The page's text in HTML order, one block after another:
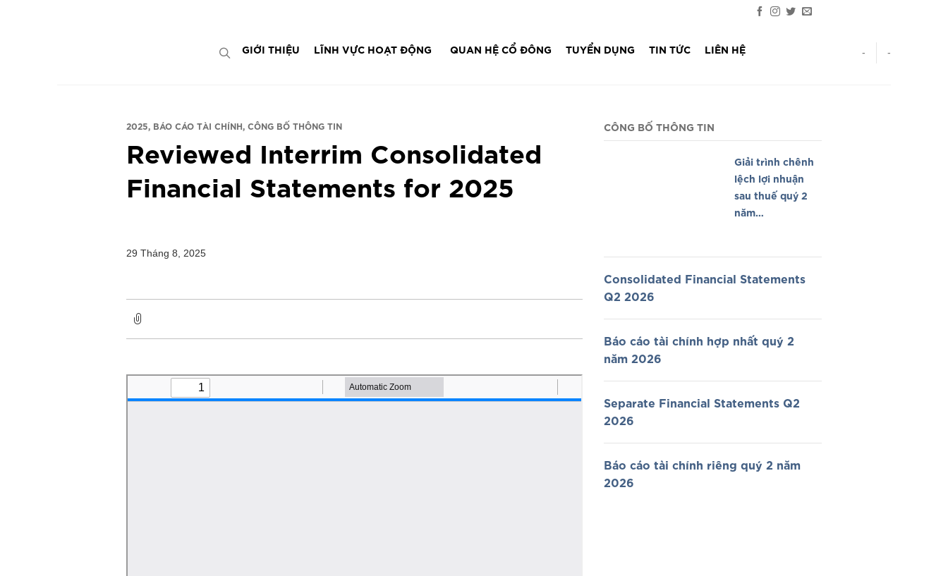
GIỚI THIỆU LĨNH VỰC HOẠT ĐỘNG QUAN HỆ CỔ ĐÔNG TUYỂN DỤNG TIN TỨC LIÊN HỆ - -
2025 BÁO CÁO TÀI CHÍNH CÔNG BỐ THÔNG TIN
Reviewed Interrim Consolidated
Financial Statements for 2025
29 Tháng 8, 2025
CÔNG BỐ THÔNG TIN
Giải trình chênh
lệch lợi nhuận
sau thuế quý 2
năm
Consolidated Financial Statements
Q2 2026
Báo cáo tài chính hợp nhất quý 2
năm 2026
Separate Financial Statements Q2
2026
Báo cáo tài chính riêng quý 2 năm
2026